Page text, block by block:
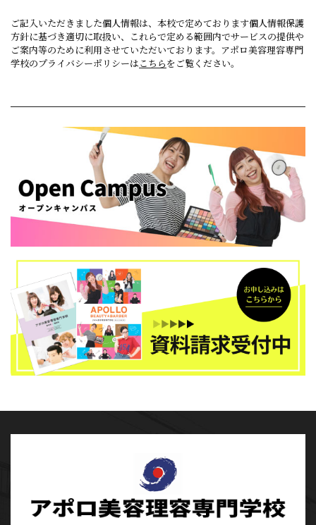
ご記入いただきました個人情報は、本校で定めております個人情報保護
方針に基づき適切に取扱い、これらで定める範囲内でサービスの提供や
ご案内等のために利用させていただいております。アポロ美容理容専門
学校のプライバシーポリシーはこちらをご覧ください。